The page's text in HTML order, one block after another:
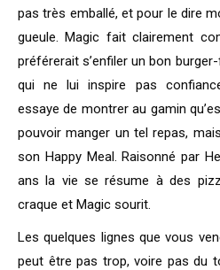
pas très emballé, et pour le dire
gueule. Magic fait clairement
préférerait s’enfiler un bon
qui ne lui inspire pas
essaye de montrer au gamin
pouvoir manger un tel repas,
son Happy Meal. Raisonné par
ans la vie se résume à des
craque et Magic sourit.
Les quelques lignes que vous
peut être pas trop, voire pas du